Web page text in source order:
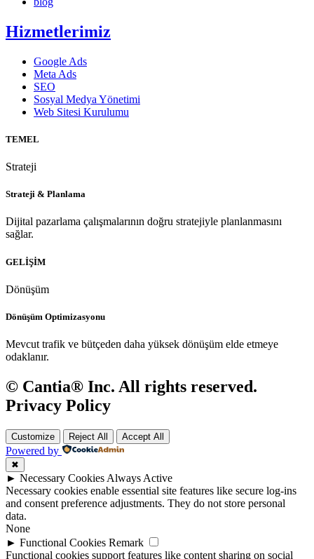
Hizmetlerimiz
Google Ads
Meta Ads
SEO
Sosyal Medya Yönetimi
Web Sitesi Kurulumu
TEMEL
Strateji
Strateji & Planlama
Dijital pazarlama çalışmalarının doğru stratejiyle planlanmasını
sağlar.
GELİŞİM
Dönüşüm
Dönüşüm Optimizasyonu
Mevcut trafik ve bütçeden daha yüksek dönüşüm elde etmeye
odaklanır.
© Cantia® Inc. All rights reserved.
Privacy Policy
Customize Reject All Accept All
Powered by
✖
► Necessary Cookies Always Active
Necessary cookies enable essential site features like secure log-ins
and consent preference adjustments. They do not store personal
data.
None
► Functional Cookies Remark
Functional cookies support features like content sharing on social